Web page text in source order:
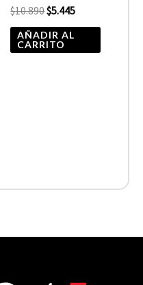
$10.890$5.445
AÑADIR AL
CARRITO